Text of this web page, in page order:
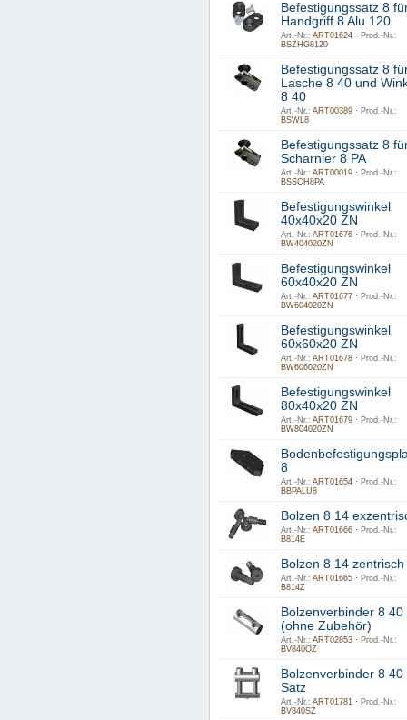
Befestigungssatz 8
Handgriff 8 Alu 120
Art.-Nr.: ART01624 · Prod.-Nr.:
BSZHG8120
Befestigungssatz 8
Lasche 8 40 und
8 40
Art.-Nr.: ART00389 · Prod.-Nr.:
BSWL8
Befestigungssatz 8
Scharnier 8 PA
Art.-Nr.: ART00019 · Prod.-Nr.:
BSSCH8PA
Befestigungswinkel
40x40x20 ZN
Art.-Nr.: ART01676 · Prod.-Nr.:
BW404020ZN
Befestigungswinkel
60x40x20 ZN
Art.-Nr.: ART01677 · Prod.-Nr.:
BW604020ZN
Befestigungswinkel
60x60x20 ZN
Art.-Nr.: ART01678 · Prod.-Nr.:
BW606020ZN
Befestigungswinkel
80x40x20 ZN
Art.-Nr.: ART01679 · Prod.-Nr.:
BW804020ZN
8
Art.-Nr.: ART01654 · Prod.-Nr.:
BBPALU8
Bolzen 8 14
Art.-Nr.: ART01666 · Prod.-Nr.:
B814E
Bolzen 8 14 zentrisch
Art.-Nr.: ART01665 · Prod.-Nr.:
B814Z
Bolzenverbinder 8 40
(ohne Zubehör)
Art.-Nr.: ART02853 · Prod.-Nr.:
BV840OZ
Bolzenverbinder 8 40
Satz
Art.-Nr.: ART01781 · Prod.-Nr.:
BV840SZ